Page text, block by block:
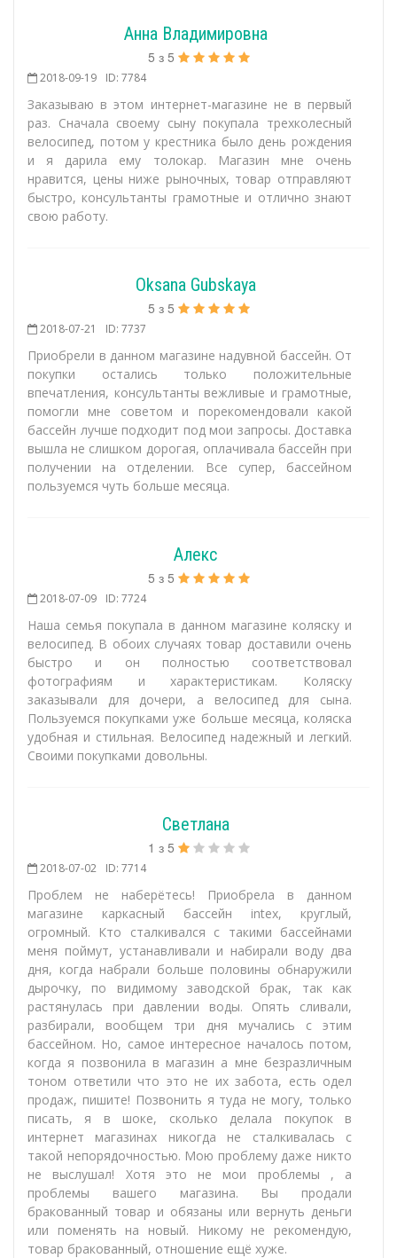
Анна Владимировна
5 з 5
2018-09-19 ID: 7784
Заказываю в этом интернет-магазине не в первый
раз. Сначала своему сыну покупала трехколесный
велосипед, потом у крестника было день рождения
и я дарила ему толокар. Магазин мне очень
нравится, цены ниже рыночных, товар отправляют
быстро, консультанты грамотные и отлично знают
свою работу.
Oksana Gubskaya
5 з 5
2018-07-21 ID: 7737
Приобрели в данном магазине надувной бассейн. От
покупки остались только положительные
впечатления, консультанты вежливые и грамотные,
помогли мне советом и порекомендовали какой
бассейн лучше подходит под мои запросы. Доставка
вышла не слишком дорогая, оплачивала бассейн при
получении на отделении. Все супер, бассейном
пользуемся чуть больше месяца.
Алекс
5 з 5
2018-07-09 ID: 7724
Наша семья покупала в данном магазине коляску и
велосипед. В обоих случаях товар доставили очень
быстро и он полностью соответствовал
фотографиям и характеристикам. Коляску
заказывали для дочери, а велосипед для сына.
Пользуемся покупками уже больше месяца, коляска
удобная и стильная. Велосипед надежный и легкий.
Своими покупками довольны.
Светлана
1 з 5
2018-07-02 ID: 7714
Проблем не наберётесь! Приобрела в данном
магазине каркасный бассейн intex, круглый,
огромный. Кто сталкивался с такими бассейнами
меня поймут, устанавливали и набирали воду два
дня, когда набрали больше половины обнаружили
дырочку, по видимому заводской брак, так как
растянулась при давлении воды. Опять сливали,
разбирали, вообщем три дня мучались с этим
бассейном. Но, самое интересное началось потом,
когда я позвонила в магазин а мне безразличным
тоном ответили что это не их забота, есть одел
продаж, пишите! Позвонить я туда не могу, только
писать, я в шоке, сколько делала покупок в
интернет магазинах никогда не сталкивалась с
такой непорядочностью. Мою проблему даже никто
не выслушал! Хотя это не мои проблемы , а
проблемы вашего магазина. Вы продали
бракованный товар и обязаны или вернуть деньги
или поменять на новый. Никому не рекомендую,
товар бракованный, отношение ещё хуже.